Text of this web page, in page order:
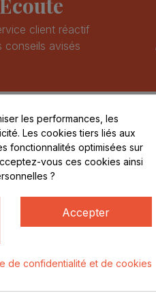
client réactif
conseils avisés
Marcel Mérieux
les performances, les
Les cookies tiers liés aux
fonctionnalités optimisées sur
vous ces cookies ainsi
?
Accepter
de confidentialité et de cookies